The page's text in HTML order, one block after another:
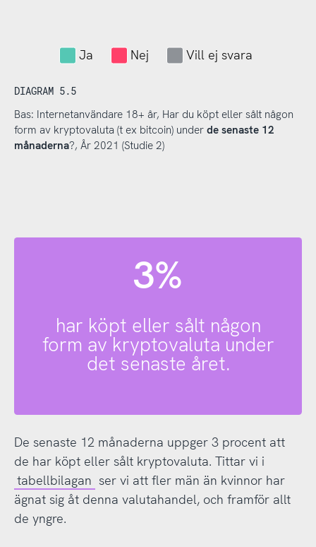
Ja Nej Vill ej svara
DIAGRAM 5.5
Bas: Internetanvändare 18+ år, Har du köpt eller sålt någon
form av kryptovaluta (t ex bitcoin) under de senaste 12
månaderna?, År 2021 (Studie 2)
3%
har köpt eller sålt någon
form av kryptovaluta under
det senaste året.
De senaste 12 månaderna uppger 3 procent att
de har köpt eller sålt kryptovaluta. Tittar vi i
tabellbilagan ser vi att fler män än kvinnor har
ägnat sig åt denna valutahandel, och framför allt
de yngre.